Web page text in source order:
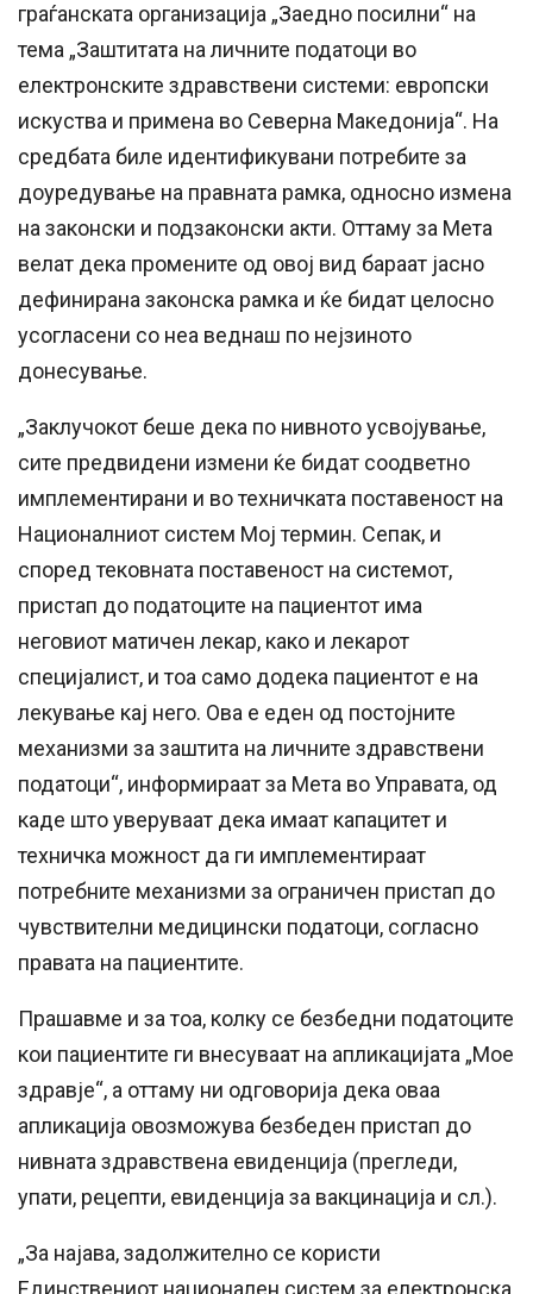
граѓанската организација „Заедно посилни“ на
тема „Заштитата на личните податоци во
електронските здравствени системи: европски
искуства и примена во Северна Македонија“. На
средбата биле идентификувани потребите за
доуредување на правната рамка, односно измена
на законски и подзаконски акти. Оттаму за Мета
велат дека промените од овој вид бараат јасно
дефинирана законска рамка и ќе бидат целосно
усогласени со неа веднаш по нејзиното
донесување.
„Заклучокот беше дека по нивното усвојување,
сите предвидени измени ќе бидат соодветно
имплементирани и во техничката поставеност на
Националниот систем Мој термин. Сепак, и
според тековната поставеност на системот,
пристап до податоците на пациентот има
неговиот матичен лекар, како и лекарот
специјалист, и тоа само додека пациентот е на
лекување кај него. Ова е еден од постојните
механизми за заштита на личните здравствени
податоци“, информираат за Мета во Управата, од
каде што уверуваат дека имаат капацитет и
техничка можност да ги имплементираат
потребните механизми за ограничен пристап до
чувствителни медицински податоци, согласно
правата на пациентите.
Прашавме и за тоа, колку се безбедни податоците
кои пациентите ги внесуваат на апликацијата „Мое
здравје“, а оттаму ни одговорија дека оваа
апликација овозможува безбеден пристап до
нивната здравствена евиденција (прегледи,
упати, рецепти, евиденција за вакцинација и сл.).
„За најава, задолжително се користи